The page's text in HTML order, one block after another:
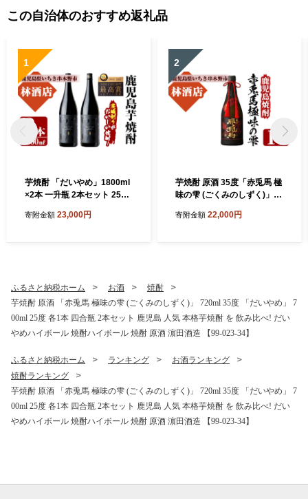
この自治体のおすすめ返礼品
1
芋焼酎 「だいやめ」1800ml
×2本 一升瓶 2本セット 25度
やめハイボール 焼酎ハイボ
寄附金額 23,000円
2
芋焼酎 原酒 35度「赤兎馬 極
味の雫 (ごくみのしずく)」 7
酎 【99-023-19】
寄附金額 22,000円
ふるさと納税ホーム お酒
焼酎
芋焼酎 原酒 「赤兎馬 極味の雫 (ごくみのしずく)」 720ml 35度 「だいやめ」 7
00ml 25度 各1本 四合瓶 2本セット 鹿児島 人気 本格芋焼酎 を 飲み比べ! だい
やめハイボール 焼酎ハイボール 焼酎 原酒 濵田酒造 【99-023-34】
ふるさと納税ホーム ランキング
お酒ランキング
焼酎ランキング
芋焼酎 原酒 「赤兎馬 極味の雫 (ごくみのしずく)」 720ml 35度 「だいやめ」 7
00ml 25度 各1本 四合瓶 2本セット 鹿児島 人気 本格芋焼酎 を 飲み比べ! だい
やめハイボール 焼酎ハイボール 焼酎 原酒 濵田酒造 【99-023-34】